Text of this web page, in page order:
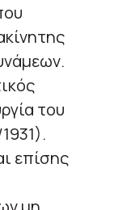
του
επίσης